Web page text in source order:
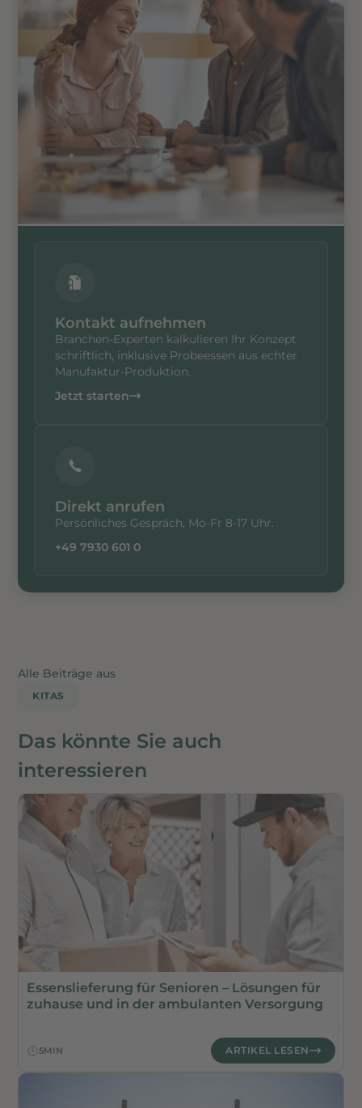
Kontakt aufnehmen
Branchen-Experten kalkulieren Ihr Konzept
schriftlich, inklusive Probeessen aus echter
Manufaktur-Produktion.
Jetzt starten
Direkt anrufen
Persönliches Gespräch, Mo-Fr 8-17 Uhr.
+49 7930 601 0
Das könnte Sie auch
interessieren
Alle Beiträge aus
KITAS
ESSEN AUF RÄDERN
Essenslieferung für Senioren – Lösungen für
zuhause und in der ambulanten Versorgung
5MIN ARTIKEL LESEN